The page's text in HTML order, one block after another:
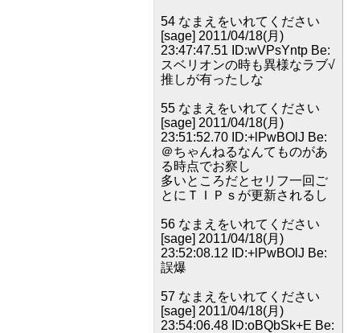
54 なまえをいれてください
[sage] 2011/04/18(月)
23:47:47.51 ID:wVPsYntp Be:
スベリオンの時も異様なラブ√
推しが有ったしな
55 なまえをいれてください
[sage] 2011/04/18(月)
23:51:52.70 ID:+lPwBOlJ Be:
＠ちゃんねるなんてものがあ
る時点でお察し
多いところだとセリフ一回ご
とにＴＩＰｓが更新されるし
56 なまえをいれてください
[sage] 2011/04/18(月)
23:52:08.12 ID:+lPwBOlJ Be:
誤爆
57 なまえをいれてください
[sage] 2011/04/18(月)
23:54:06.48 ID:oBQbSk+E Be: